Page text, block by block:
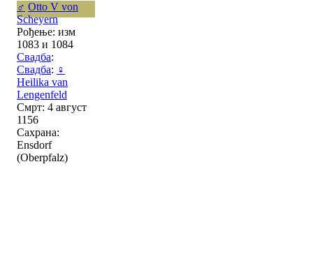
♂ Otto V von
Scheyern
Рођење: изм
1083 и 1084
Свадба:
Свадба: ♀
Heilika van
Lengenfeld
Смрт: 4 август
1156
Сахрана:
Ensdorf
(Oberpfalz)